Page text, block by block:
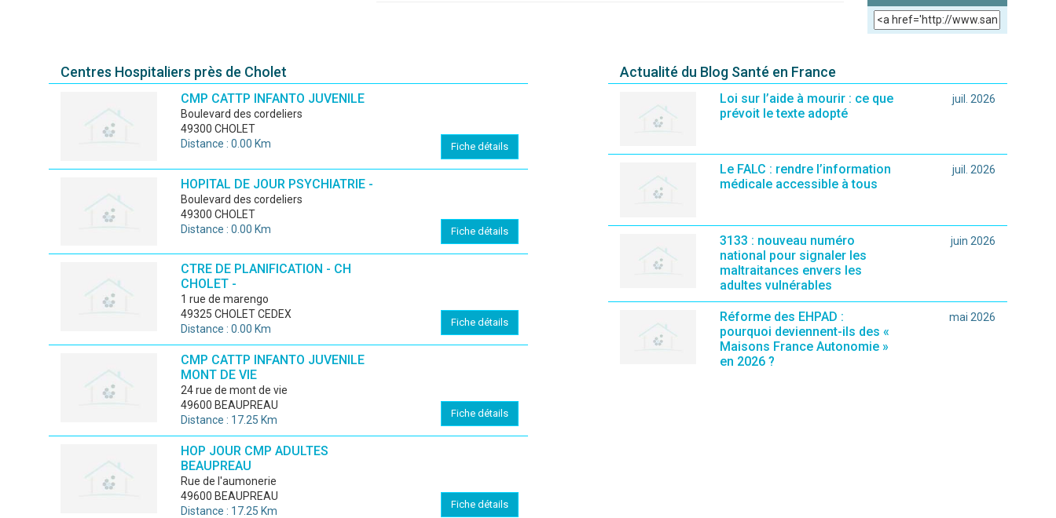
Antispam - Combien font 7x4 (en chiffres) :
Avis sur l'établissement :
(En cliquant sur 'Valider', j'accepte que mon avis soit publié sur le site.)
Centres Hospitaliers près de Cholet
CMP CATTP INFANTO JUVENILE
boulevard des cordeliers
49300 CHOLET
Distance : 0.00 Km
Fiche détails
HOPITAL DE JOUR PSYCHIATRIE -
boulevard des cordeliers
49300 CHOLET
Distance : 0.00 Km
Fiche détails
CTRE DE PLANIFICATION - CH
CHOLET -
1 rue de marengo
49325 CHOLET CEDEX
Distance : 0.00 Km
Fiche détails
CMP CATTP INFANTO JUVENILE
MONT DE VIE
24 rue de mont de vie
49600 BEAUPREAU
Distance : 17.25 Km
Fiche détails
HOP JOUR CMP ADULTES
BEAUPREAU
rue de l'aumonerie
49600 BEAUPREAU
Distance : 17.25 Km
Fiche détails
Actualité du Blog Santé en France
Loi sur l’aide à mourir : ce que
prévoit le texte adopté
juil. 2026
Le FALC : rendre l’information
médicale accessible à tous
juil. 2026
3133 : nouveau numéro
national pour signaler les
maltraitances envers les
adultes vulnérables
juin 2026
Réforme des EHPAD :
pourquoi deviennent-ils des «
Maisons France Autonomie »
en 2026 ?
mai 2026